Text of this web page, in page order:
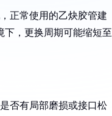
正常使用的乙炔胶管建
下，更换周期可能缩短至
否有局部磨损或接口松